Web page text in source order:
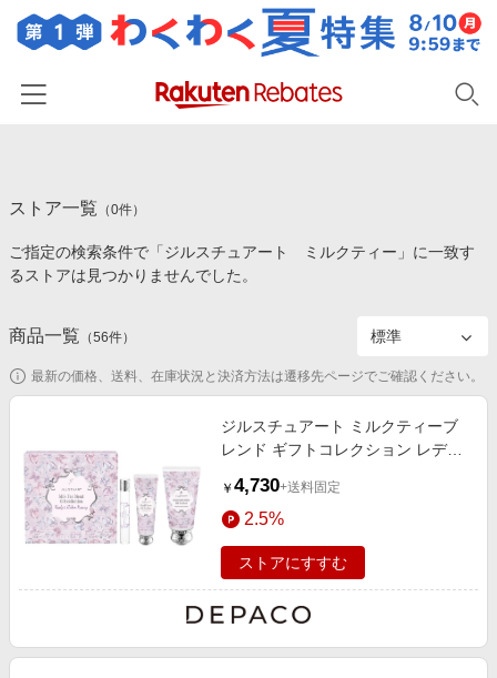
カテゴリー一覧
百貨店・総合ECモール
食品・スイーツ・お酒
コスメ・健康・医薬品
家電・PC・スマホ・カメラ
エンタメ
スポーツ・アウトドア・ゴルフ
旅行・レジャー・ホテル予約
イベント一覧
初回購入者限定特典
対象ストア新規限定特典
電子書籍特集
楽天ペイ導入ストア
楽天サービス特集
お中元特集2026
ストア一覧 （0件）
ご指定の検索条件で「ジルスチュアート ミルクティー」に一致す
るストアは見つかりませんでした。
商品一覧 （56件）
最新の価格、送料、在庫状況と決済方法は遷移先ページでご確認ください。
ジルスチュアート ミルクティーブ
レンド ギフトコレクション レディ
￥ 4,730+送料固定
2.5%
ストアにすすむ